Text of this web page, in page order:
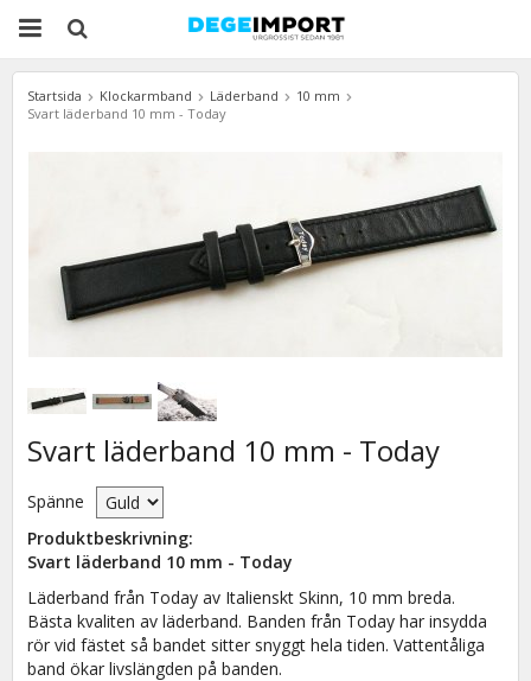
Startsida Klockarmband Läderband
10 mm
Svart läderband 10 mm - Today
Svart läderband 10 mm - Today
Spänne
Produktbeskrivning:
Svart läderband 10 mm - Today
Läderband från Today av Italienskt Skinn, 10 mm breda.
Bästa kvaliten av läderband. Banden från Today har insydda
rör vid fästet så bandet sitter snyggt hela tiden. Vattentåliga
band ökar livslängden på banden.